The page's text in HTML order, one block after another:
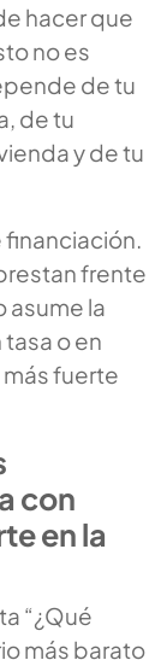
hacer que
no es
de tu
de tu
y de tu
frente
asume la
o en
más fuerte
con
en la
“¿Qué
más barato